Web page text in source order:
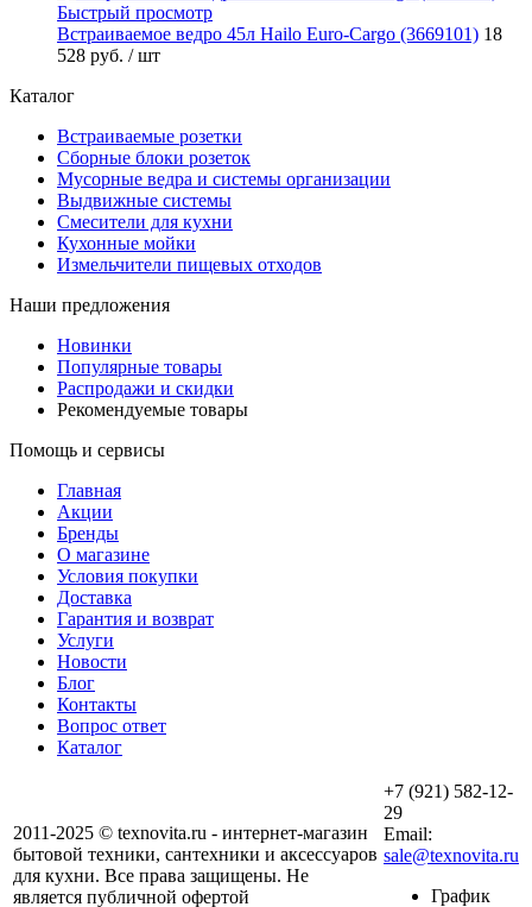
Быстрый просмотр
Встраиваемое ведро 45л Hailo Euro-Cargo (3669101) 18
528 руб. / шт
Каталог
Встраиваемые розетки
Сборные блоки розеток
Мусорные ведра и системы организации
Выдвижные системы
Смесители для кухни
Кухонные мойки
Измельчители пищевых отходов
Наши предложения
Новинки
Популярные товары
Распродажи и скидки
Рекомендуемые товары
Помощь и сервисы
Главная
Акции
Бренды
О магазине
Условия покупки
Доставка
Гарантия и возврат
Услуги
Новости
Блог
Контакты
Вопрос ответ
Каталог
2011-2025 © texnovita.ru - интернет-магазин
бытовой техники, сантехники и аксессуаров
для кухни. Все права защищены. Не
является публичной офертой
+7 (921) 582-12-
29
Email:
sale@texnovita.ru
График